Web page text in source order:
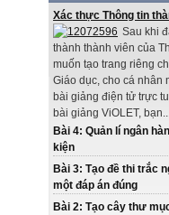
Xác thực Thông tin
Sau khi
thành thành viên của
muốn tạo trang riêng
Giáo dục, cho cá nhân
bài giảng điện tử trực
bài giảng ViOLET,
Bài 4: Quản lí ngân
kiện
Bài 3: Tạo đề thi trắc
một đáp án đúng
Bài 2: Tạo cây thư